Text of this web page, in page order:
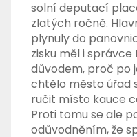
solní deputací
zlatých ročně.
plynuly do
zisku měl i
důvodem, proč po
chtělo město úřad
ručit místo kauce
Proti tomu se ale
odůvodněním, že